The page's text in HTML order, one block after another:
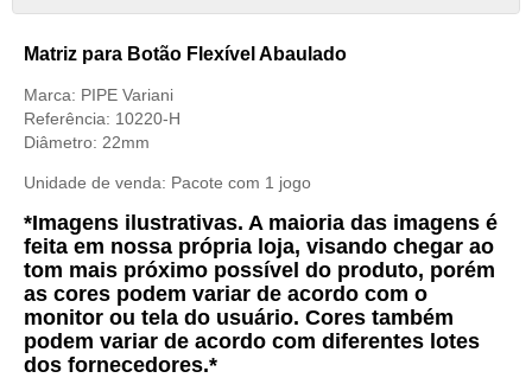
Matriz para Botão Flexível Abaulado
Marca: PIPE Variani
Referência: 10220-H
Diâmetro: 22mm
Unidade de venda: Pacote com 1 jogo
*Imagens ilustrativas. A maioria das imagens é
feita em nossa própria loja, visando chegar ao
tom mais próximo possível do produto, porém
as cores podem variar de acordo com o
monitor ou tela do usuário. Cores também
podem variar de acordo com diferentes lotes
dos fornecedores.*